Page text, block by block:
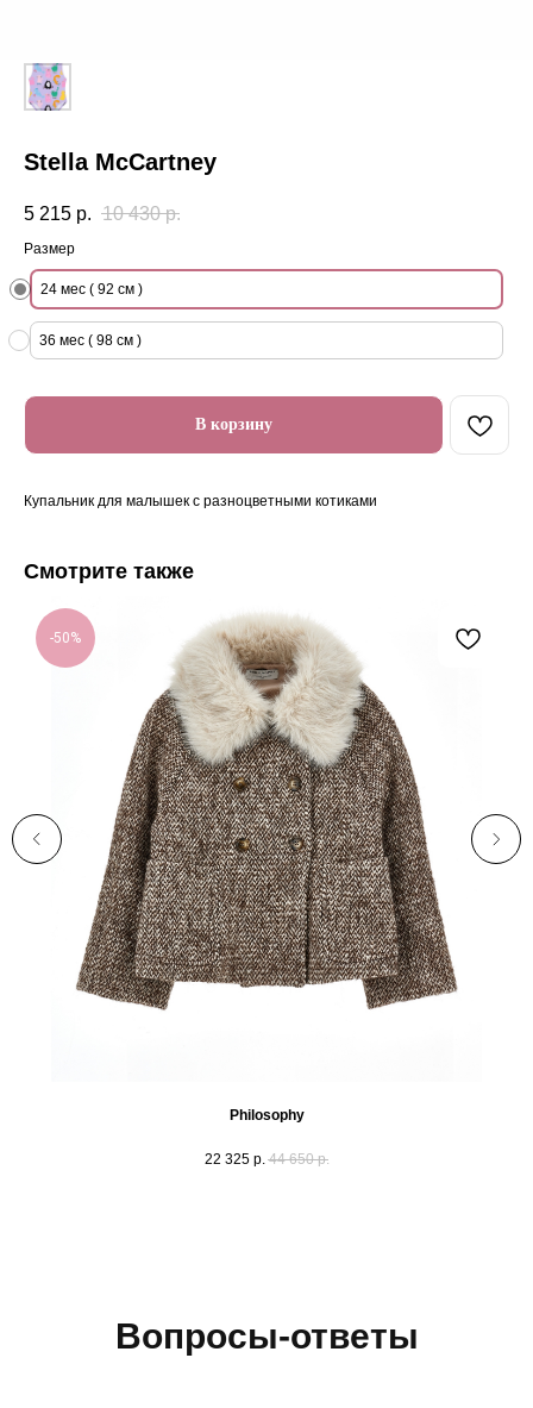
Stella McCartney
5 215 р. 10 430 р.
Размер
24 мес ( 92 см )
36 мес ( 98 см )
В корзину
Купальник для малышек с разноцветными котиками
Смотрите также
-50%
Philosophy
22 325 р. 44 650 р.
Вопросы-ответы